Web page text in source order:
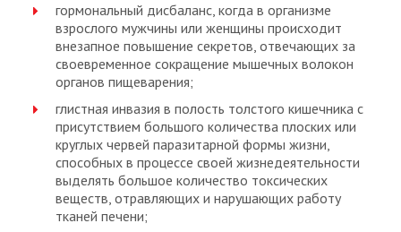
гормональный дисбаланс, когда в организме
взрослого мужчины или женщины происходит
внезапное повышение секретов, отвечающих за
своевременное сокращение мышечных волокон
органов пищеварения;
глистная инвазия в полость толстого кишечника с
присутствием большого количества плоских или
круглых червей паразитарной формы жизни,
способных в процессе своей жизнедеятельности
выделять большое количество токсических
веществ, отравляющих и нарушающих работу
тканей печени;